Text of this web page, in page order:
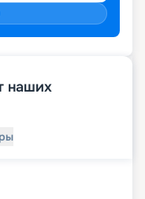
наших